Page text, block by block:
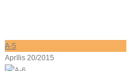
A-5
Aprīlis 20/2015